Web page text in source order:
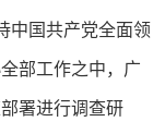
中国共产党全面领
部工作之中，广
署进行调查研